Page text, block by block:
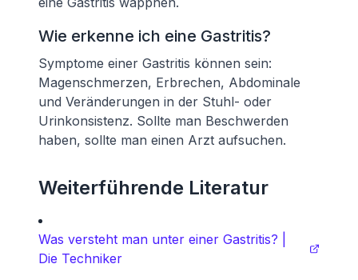
Wie erkenne ich eine Gastritis?
Symptome einer Gastritis können sein:
Magenschmerzen, Erbrechen, Abdominale
und Veränderungen in der Stuhl- oder
Urinkonsistenz. Sollte man Beschwerden
haben, sollte man einen Arzt aufsuchen.
Weiterführende Literatur
Was versteht man unter einer Gastritis? |
Die Techniker